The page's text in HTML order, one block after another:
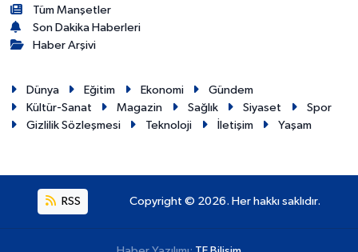
Tüm Manşetler
Son Dakika Haberleri
Haber Arşivi
Dünya Eğitim Ekonomi
Gündem
Kültür-Sanat
Magazin Sağlık Siyaset
Spor
Gizlilik Sözleşmesi
Teknoloji İletişim Yaşam
RSS Copyright © 2026. Her hakkı saklıdır.